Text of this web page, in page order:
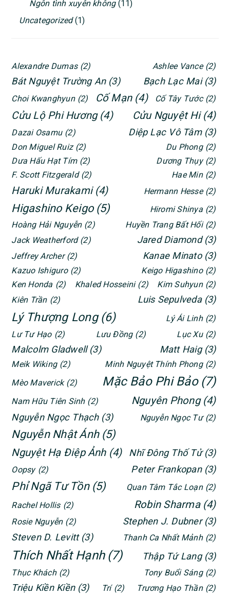
Ngôn tình xuyên không(11)
Uncategorized(1)
Alexandre Dumas (2) Ashlee Vance (2)
Bát Nguyệt Trường An (3) Bạch Lạc Mai (3)
Choi Kwanghyun (2) Cố Mạn (4) Cố Tây Tước (2)
Cửu Lộ Phi Hương (4) Cửu Nguyệt Hi (4)
Dazai Osamu (2) Diệp Lạc Vô Tâm (3)
Don Miguel Ruiz (2) Du Phong (2)
Dưa Hấu Hạt Tím (2) Dương Thụy (2)
F. Scott Fitzgerald (2) Hae Min (2)
Haruki Murakami (4) Hermann Hesse (2)
Higashino Keigo (5) Hiromi Shinya (2)
Hoàng Hải Nguyễn (2) Huyền Trang Bất Hối (2)
Jack Weatherford (2) Jared Diamond (3)
Jeffrey Archer (2) Kanae Minato (3)
Kazuo Ishiguro (2) Keigo Higashino (2)
Ken Honda (2) Khaled Hosseini (2) Kim Suhyun (2)
Kiên Trần (2) Luis Sepulveda (3)
Lý Thượng Long (6) Lý Ái Linh (2)
Lư Tư Hạo (2) Lưu Đồng (2) Lục Xu (2)
Malcolm Gladwell (3) Matt Haig (3)
Meik Wiking (2) Minh Nguyệt Thính Phong (2)
Mèo Maverick (2) Mặc Bảo Phi Bảo (7)
Nam Hữu Tiên Sinh (2) Nguyên Phong (4)
Nguyễn Ngọc Thạch (3) Nguyễn Ngọc Tư (2)
Nguyễn Nhật Ánh (5)
Nguyệt Hạ Điệp Ảnh (4) Nhĩ Đông Thố Tử (3)
Oopsy (2) Peter Frankopan (3)
Phỉ Ngã Tư Tồn (5) Quan Tâm Tắc Loạn (2)
Rachel Hollis (2) Robin Sharma (4)
Rosie Nguyễn (2) Stephen J. Dubner (3)
Steven D. Levitt (3) Thanh Ca Nhất Mảnh (2)
Thích Nhất Hạnh (7) Thập Tứ Lang (3)
Thục Khách (2) Tony Buổi Sáng (2)
Triệu Kiền Kiền (3) Trí (2) Trương Hạo Thần (2)